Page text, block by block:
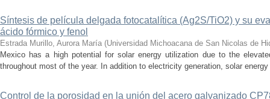
Síntesis de película delgada fotocatalítica (Ag2S/TiO2) y su
ácido fórmico y fenol
Estrada Murillo, Aurora María (Universidad Michoacana de San Nicolas de
Mexico has a high potential for solar energy utilization due to the
throughout most of the year. In addition to electricity generation, solar
Control de la porosidad en la unión del acero galvanizado